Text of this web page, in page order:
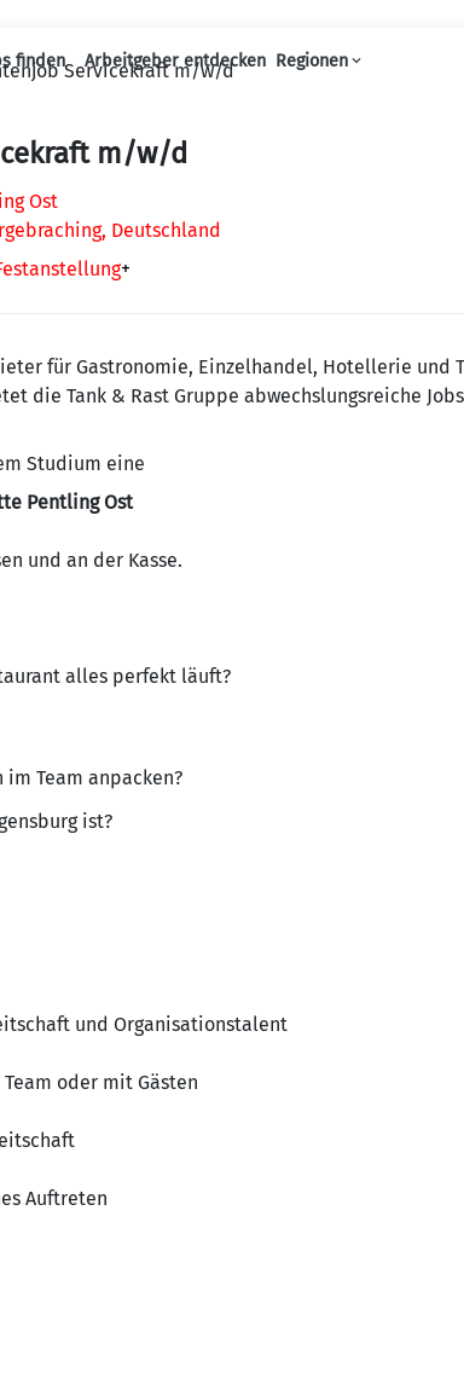
Haupt-Navigation
finden Arbeitgeber entdecken Regionen
Servicekraft m/w/d
m/w/d
Ost
Deutschland
+
für Gastronomie, Einzelhandel, Hotellerie und
die Tank & Rast Gruppe abwechslungsreiche
Studium eine
Pentling Ost
und an der Kasse.
alles perfekt läuft?
Team anpacken?
ist?
und Organisationstalent
oder mit Gästen
Auftreten